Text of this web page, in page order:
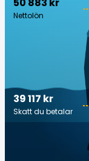
Nettolön
39 117 kr
Skatt du betalar